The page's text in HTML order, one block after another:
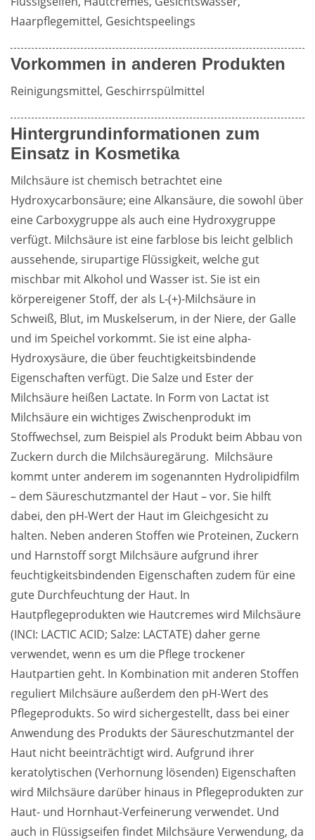
Haarpflegemittel, Gesichtspeelings
Vorkommen in anderen Produkten
Reinigungsmittel, Geschirrspülmittel
Hintergrundinformationen zum
Einsatz in Kosmetika
Milchsäure ist chemisch betrachtet eine
Hydroxycarbonsäure; eine Alkansäure, die sowohl über
eine Carboxygruppe als auch eine Hydroxygruppe
verfügt. Milchsäure ist eine farblose bis leicht gelblich
aussehende, sirupartige Flüssigkeit, welche gut
mischbar mit Alkohol und Wasser ist. Sie ist ein
körpereigener Stoff, der als L-(+)-Milchsäure in
Schweiß, Blut, im Muskelserum, in der Niere, der Galle
und im Speichel vorkommt. Sie ist eine alpha-
Hydroxysäure, die über feuchtigkeitsbindende
Eigenschaften verfügt. Die Salze und Ester der
Milchsäure heißen Lactate. In Form von Lactat ist
Milchsäure ein wichtiges Zwischenprodukt im
Stoffwechsel, zum Beispiel als Produkt beim Abbau von
Zuckern durch die Milchsäuregärung.  Milchsäure
kommt unter anderem im sogenannten Hydrolipidfilm
– dem Säureschutzmantel der Haut – vor. Sie hilft
dabei, den pH-Wert der Haut im Gleichgesicht zu
halten. Neben anderen Stoffen wie Proteinen, Zuckern
und Harnstoff sorgt Milchsäure aufgrund ihrer
feuchtigkeitsbindenden Eigenschaften zudem für eine
gute Durchfeuchtung der Haut. In
Hautpflegeprodukten wie Hautcremes wird Milchsäure
(INCI: LACTIC ACID; Salze: LACTATE) daher gerne
verwendet, wenn es um die Pflege trockener
Hautpartien geht. In Kombination mit anderen Stoffen
reguliert Milchsäure außerdem den pH-Wert des
Pflegeprodukts. So wird sichergestellt, dass bei einer
Anwendung des Produkts der Säureschutzmantel der
Haut nicht beeinträchtigt wird. Aufgrund ihrer
keratolytischen (Verhornung lösenden) Eigenschaften
wird Milchsäure darüber hinaus in Pflegeprodukten zur
Haut- und Hornhaut-Verfeinerung verwendet. Und
auch in Flüssigseifen findet Milchsäure Verwendung, da